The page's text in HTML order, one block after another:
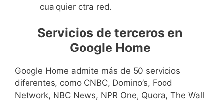
cualquier otra red.
Servicios de terceros en
Google Home
Google Home admite más de 50 servicios
diferentes, como CNBC, Domino’s, Food
Network, NBC News, NPR One, Quora, The Wall